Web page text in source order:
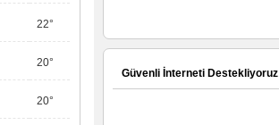
22°
20°
20°
Güvenli İnterneti Destekliyoruz